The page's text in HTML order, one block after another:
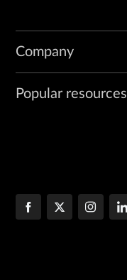
        }
    }
Company
Popular resources